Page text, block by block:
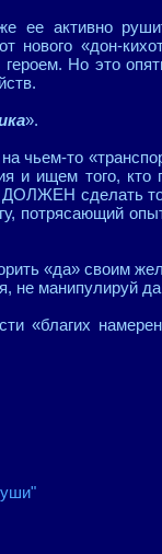
активно
нового «дон-
героем. Но это
».
чьем-то
и ищем того,
ДОЛЖЕН сделать
потрясающий
«да» своим
не манипулируй
«благих